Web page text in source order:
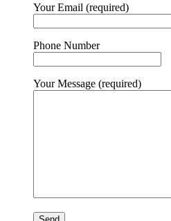
Your Email (required)
Phone Number
Your Message (required)